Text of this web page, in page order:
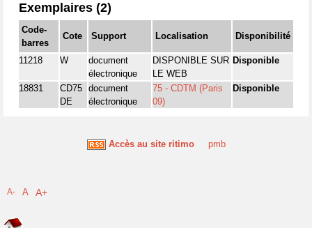
Exemplaires (2)
Code-
barres
Cote Support Localisation Disponibilité
11218 W
document
électronique
DISPONIBLE SUR
LE WEB
Disponible
18831
CD75
DE
document
électronique
75 - CDTM (Paris
09)
Disponible
Accès au site ritimo pmb
A- A A+